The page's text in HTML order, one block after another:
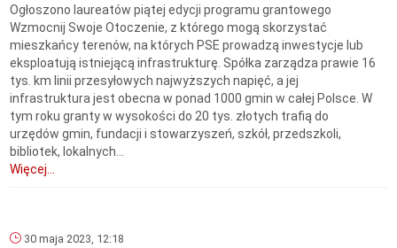
Ogłoszono laureatów piątej edycji programu grantowego
Wzmocnij Swoje Otoczenie, z którego mogą skorzystać
mieszkańcy terenów, na których PSE prowadzą inwestycje lub
eksploatują istniejącą infrastrukturę. Spółka zarządza prawie 16
tys. km linii przesyłowych najwyższych napięć, a jej
infrastruktura jest obecna w ponad 1000 gmin w całej Polsce. W
tym roku granty w wysokości do 20 tys. złotych trafią do
urzędów gmin, fundacji i stowarzyszeń, szkół, przedszkoli,
bibliotek, lokalnych...
Więcej...
30 maja 2023, 12:18